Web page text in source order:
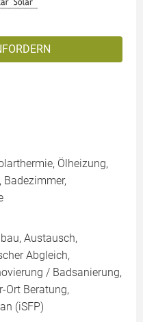
Ölheizung,
Badezimmer,
Austausch,
Abgleich,
/ Badsanierung,
Ort Beratung,
(iSFP)